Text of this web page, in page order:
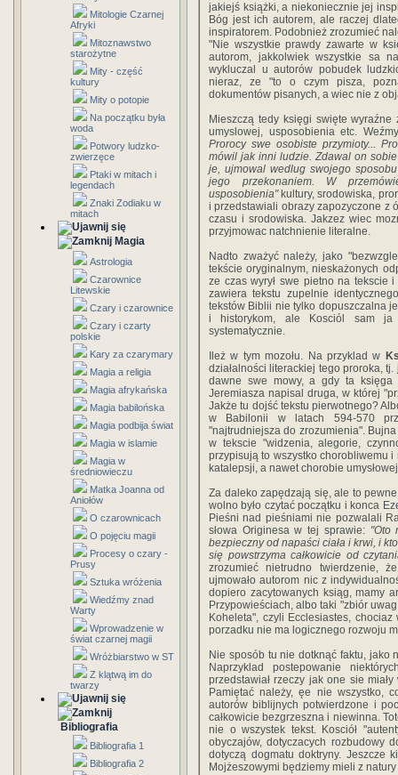
Mitologie Czarnej
Afryki
Mitoznawstwo
starożytne
Mity - część
kultury
Mity o potopie
Na początku była
woda
Potwory ludzko-
zwierzęce
Ptaki w mitach i
legendach
Znaki Zodiaku w
mitach
Magia
Astrologia
Czarownice
Litewskie
Czary i czarownice
Czary i czarty
polskie
Kary za czarymary
Magia a religia
Magia afrykańska
Magia babilońska
Magia podbija świat
Magia w islamie
Magia w
średniowieczu
Matka Joanna od
Aniołów
O czarownicach
O pojęciu magii
Procesy o czary -
Prusy
Sztuka wróżenia
Wiedźmy znad
Warty
Wprowadzenie w
świat czarnej magii
Wróżbiarstwo w ST
Z klątwą im do
twarzy
Bibliografia
Bibliografia 1
Bibliografia 2
jakiejś książki, a niekoniecznie jej
Bóg jest ich autorem, ale raczej
inspiratorem. Podobnież zrozumieć
"Nie wszystkie prawdy zawarte w
autorom, jakkolwiek wszystkie sa
wykluczal u autorów pobudek
nieraz, ze "to o czym pisza,
dokumentów pisanych, a wiec nie z
Mieszczą tedy księgi swięte
umyslowej, usposobienia etc.
Prorocy swe osobiste przymioty...
mówil jak inni ludzie. Zdawal on
je, ujmowal wedlug swojego
jego przekonaniem. W
usposobienia"kultury, srodowiska,
i przedstawiali obrazy zapozyczone z
czasu i srodowiska. Jakzez wiec
przyjmowac natchnienie literalne.
Nadto zważyć należy, jako
tekście oryginalnym, nieskażonych
ze czas wyrył swe pietno na tekscie
zawiera tekstu zupelnie
tekstów Biblii nie tylko dopuszczalna
i historykom, ale Kosciól sam ja
systematycznie.
Ileż w tym mozołu. Na przyklad w
działalności literackiej tego proroka,
dawne swe mowy, a gdy ta księga
Jeremiasza napisal druga, w której
Jakże tu dojść tekstu pierwotnego?
w Babilonii w latach 594-570
"najtrudniejsza do zrozumienia".
w tekscie "widzenia, alegorie,
przypisują to wszystko chorobliwemu
katalepsji, a nawet chorobie
Za daleko zapędzają się, ale to
wolno było czytać początku i konca
Pieśni nad pieśniami nie pozwalali
słowa Originesa w tej sprawie: "Oto
bezpieczny od napaści ciała i krwi, i
się powstrzyma całkowicie od
zrozumieć nietrudno twierdzenie,
ujmowało autorom nic z
dopiero zacytowanych ksiąg, mamy
Przypowieściach, albo taki "zbiór
Koheleta", czyli Ecclesiastes,
porzadku nie ma logicznego rozwoju
Nie sposób tu nie dotknąć faktu, jako
Naprzyklad postepowanie
przedstawiał rzeczy jak one sie
Pamiętać należy, ęe nie wszystko,
autorów biblijnych potwierdzone i
całkowicie bezgrzeszna i niewinna.
nie o wszystek tekst. Kosciół
obyczajów, dotyczacych rozbudowy
dotyczą dogmatu doktryny. Jeszcze
Mojżeszowymi będziemy mieli z